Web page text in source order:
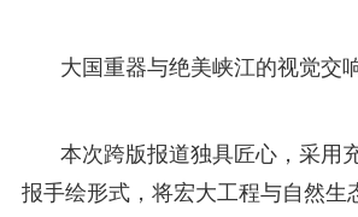
大国重器与绝美峡江的视觉交
本次跨版报道独具匠心，采用
报手绘形式，将宏大工程与自然生